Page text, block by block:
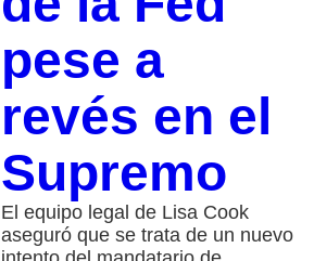
pese a
revés en el
Supremo
El equipo legal de Lisa Cook
aseguró que se trata de un nuevo